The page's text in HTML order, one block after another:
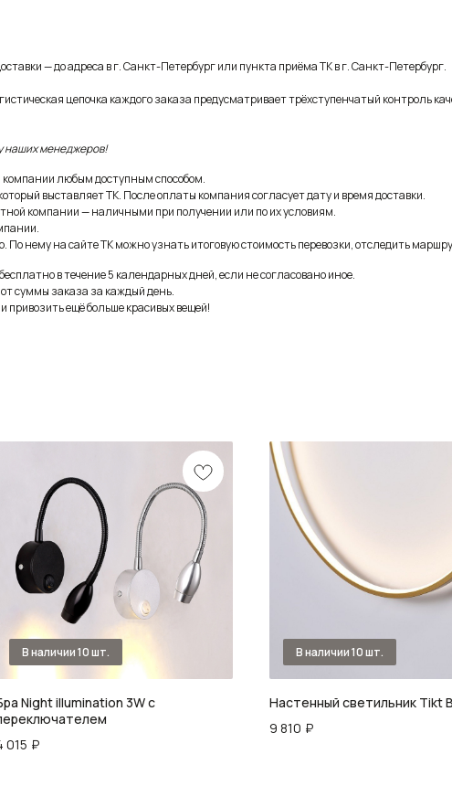
— до адреса в г. Санкт-Петербург или пункта приёма ТК в г. Санкт-Петербург.
цепочка каждого заказа предусматривает трёхступенчатый контроль
наших менеджеров!
любым доступным способом.
выставляет ТК. После оплаты компания согласует дату и время доставки.
компании — наличными при получении или по их условиям.
нему на сайте ТК можно узнать итоговую стоимость перевозки, отследить
в течение 5 календарных дней, если не согласовано иное.
суммы заказа за каждый день.
ещё больше красивых вещей!
Night illumination 3W с
015 ₽
Настенный светильник Tikt
9 810 ₽